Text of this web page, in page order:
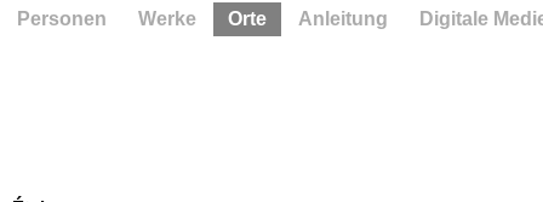
Personen Werke Orte Anleitung Digitale